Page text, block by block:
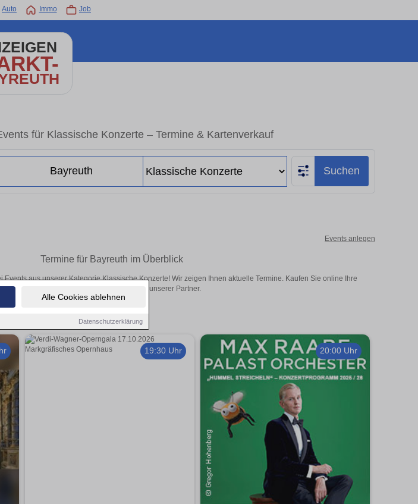
Alle Cookies ablehnen
Datenschutzerklärung
Auto Immo Job
für Klassische Konzerte – Termine & Kartenverkauf
Suchen
Events anlegen
Termine für Bayreuth im Überblick
Events aus unserer Kategorie Klassische Konzerte! Wir zeigen Ihnen aktuelle Termine. Kaufen Sie online Ihre
Tickets über den Online-Kartenverkauf unserer Partner.
19:30 Uhr 20:00 Uhr